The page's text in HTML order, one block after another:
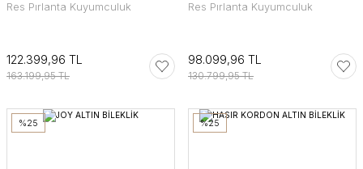
Res Pırlanta Kuyumculuk
122.399,96 TL
163.199,95 TL
Res Pırlanta Kuyumculuk
98.099,96 TL
130.799,95 TL
%25 %25